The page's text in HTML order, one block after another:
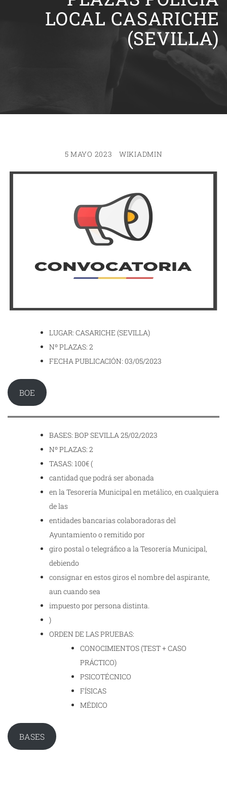
LOCAL CASARICHE
(SEVILLA)
5 MAYO 2023 WIKIADMIN
LUGAR: CASARICHE (SEVILLA)
Nº PLAZAS: 2
FECHA PUBLICACIÓN: 03/05/2023
BOE
BASES: BOP SEVILLA 25/02/2023
Nº PLAZAS: 2
TASAS: 100€ (
cantidad que podrá ser abonada
en la Tesorería Municipal en metálico, en cualquiera
de las
entidades bancarias colaboradoras del
Ayuntamiento o remitido por
giro postal o telegráfico a la Tesorería Municipal,
debiendo
consignar en estos giros el nombre del aspirante,
aun cuando sea
impuesto por persona distinta.
)
ORDEN DE LAS PRUEBAS:
CONOCIMIENTOS (TEST + CASO
PRÁCTICO)
PSICOTÉCNICO
FÍSICAS
MÉDICO
BASES